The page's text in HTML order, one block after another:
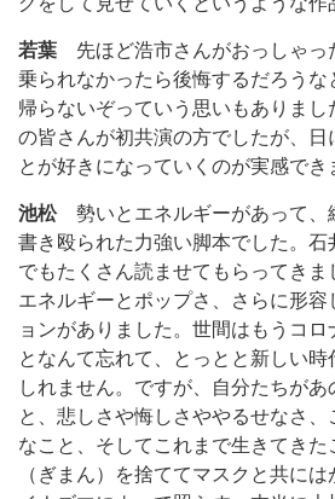
若葉 先ほど浩市さんがおっしゃっ
乗られなかったら後悔するだろう
帰らないぞっていう思いもありま
の皆さんが初共演の方でしたが、日
とが好きになっていくのが実感でき
池松勢いとエネルギーがあって、
書き殴られた力強い脚本でした。石
でもたくさん読ませてもらってき
エネルギーとポップさ、さらに形
ョンがありました。世間はもうコロ
となんて忘れて、とっとと新しい時
しれません。ですが、自分たちがあ
と、悲しさや悔しさややるせなさ
なこと、そしてこれまで生きてき
（ぎまん）を捨ててマスクと共には